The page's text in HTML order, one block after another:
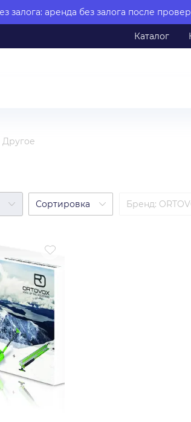
залога: аренда без залога после
Каталог
Другое
Сортировка Бренд: